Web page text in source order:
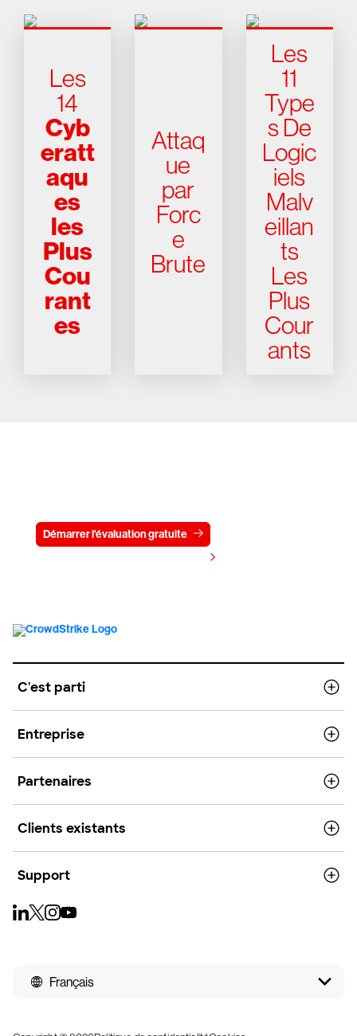
Les
14
Cyb
eratt
aqu
es
les
Plus
Cou
rant
es
Attaq
ue
par
Forc
e
Brute
Les
11
Type
s De
Logic
iels
Malv
eillan
ts
Les
Plus
Cour
ants
Démarrer l'évaluation gratuite
C'est parti
Entreprise
Partenaires
Clients existants
Support
Français